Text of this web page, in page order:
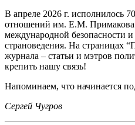
В апреле 2026 г. исполнилось
отношений им. Е.М.
международной безопасности
страноведения. На
журнала – статьи и мэтров
крепить нашу связь!
Напоминаем, что начинается
Сергей Чугров